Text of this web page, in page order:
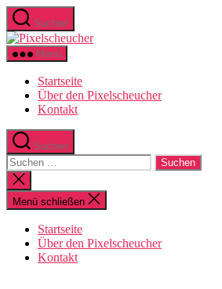
Zum
Inhalt
springen
Suchen
Pixelscheucher
Menü
Startseite
Über den Pixelscheucher
Kontakt
Suchen
Suchen
nach:
Suche
schließen
Menü schließen
Startseite
Über den Pixelscheucher
Kontakt